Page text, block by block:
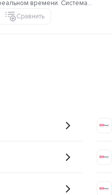
времени. Система...
Сравнить